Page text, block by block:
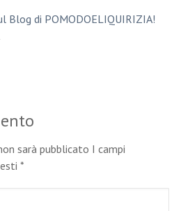
Blog di POMODOELIQUIRIZIA!
sarà pubblicato I campi
*